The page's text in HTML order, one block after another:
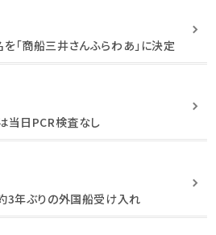
「商船三井さんふらわあ」に決定
当日PCR検査なし
3年ぶりの外国船受け入れ